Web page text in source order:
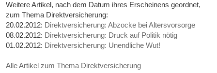
Weitere Artikel, nach dem Datum ihres Erscheinens geordnet,
zum Thema Direktversicherung:
20.02.2012: Direktversicherung: Abzocke bei Altersvorsorge
08.02.2012: Direktversicherung: Druck auf Politik nötig
01.02.2012: Direktversicherung: Unendliche Wut!
Alle Artikel zum Thema Direktversicherung